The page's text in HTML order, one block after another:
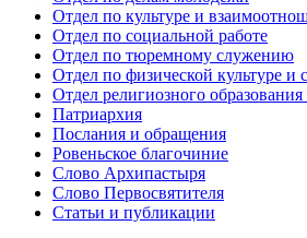
Отдел по культуре и
Отдел по социальной работе
Отдел по тюремному служению
Отдел по физической культуре и
Отдел религиозного
Патриархия
Послания и обращения
Ровеньское благочиние
Слово Архипастыря
Слово Первосвятителя
Статьи и публикации